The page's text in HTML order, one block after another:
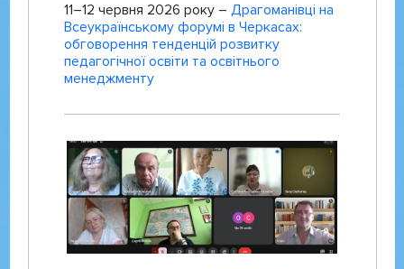
11–12 червня 2026 року – Драгоманівці на
Всеукраїнському форумі в Черкасах:
обговорення тенденцій розвитку
педагогічної освіти та освітнього
менеджменту